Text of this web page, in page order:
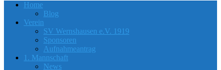
Home
Blog
Verein
SV Wernshausen e.V. 1919
Sponsoren
Aufnahmeantrag
1. Mannschaft
News